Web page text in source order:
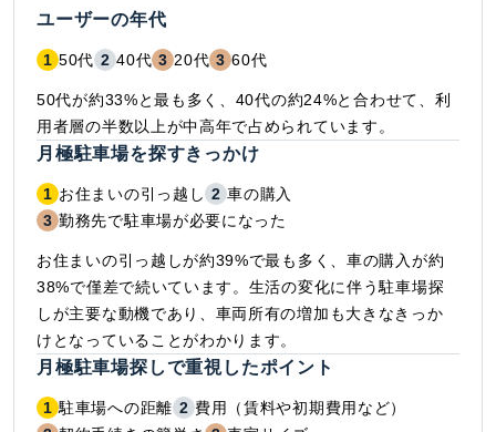
ユーザーの年代
1 50代 2 40代 3 20代 3 60代
50代が約33%と最も多く、40代の約24%と合わせて、利
用者層の半数以上が中高年で占められています。
月極駐車場を探すきっかけ
1 お住まいの引っ越し 2 車の購入
3 勤務先で駐車場が必要になった
お住まいの引っ越しが約39%で最も多く、車の購入が約
38%で僅差で続いています。生活の変化に伴う駐車場探
しが主要な動機であり、車両所有の増加も大きなきっか
けとなっていることがわかります。
月極駐車場探しで重視したポイント
1 駐車場への距離 2 費用（賃料や初期費用など）